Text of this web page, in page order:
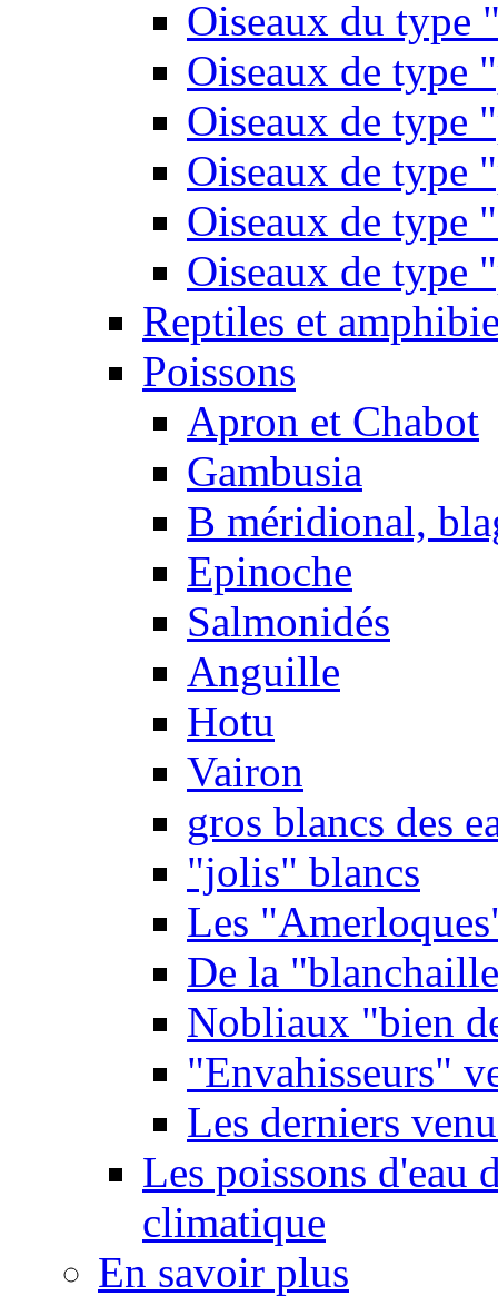
Oiseaux du type
Oiseaux de type
Oiseaux de type
Oiseaux de type
Oiseaux de type
Oiseaux de type
Reptiles et
Poissons
Apron et Chabot
Gambusia
B méridional,
Epinoche
Salmonidés
Anguille
Hotu
Vairon
gros blancs des
"jolis" blancs
Les
De la
Nobliaux "bien
"Envahisseurs"
Les derniers
Les poissons d'eau
climatique
En savoir plus